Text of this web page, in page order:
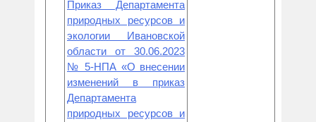
Приказ Департамента
природных ресурсов и
экологии Ивановской
области от 30.06.2023
№ 5-НПА «О внесении
изменений в приказ
Департамента
природных ресурсов и